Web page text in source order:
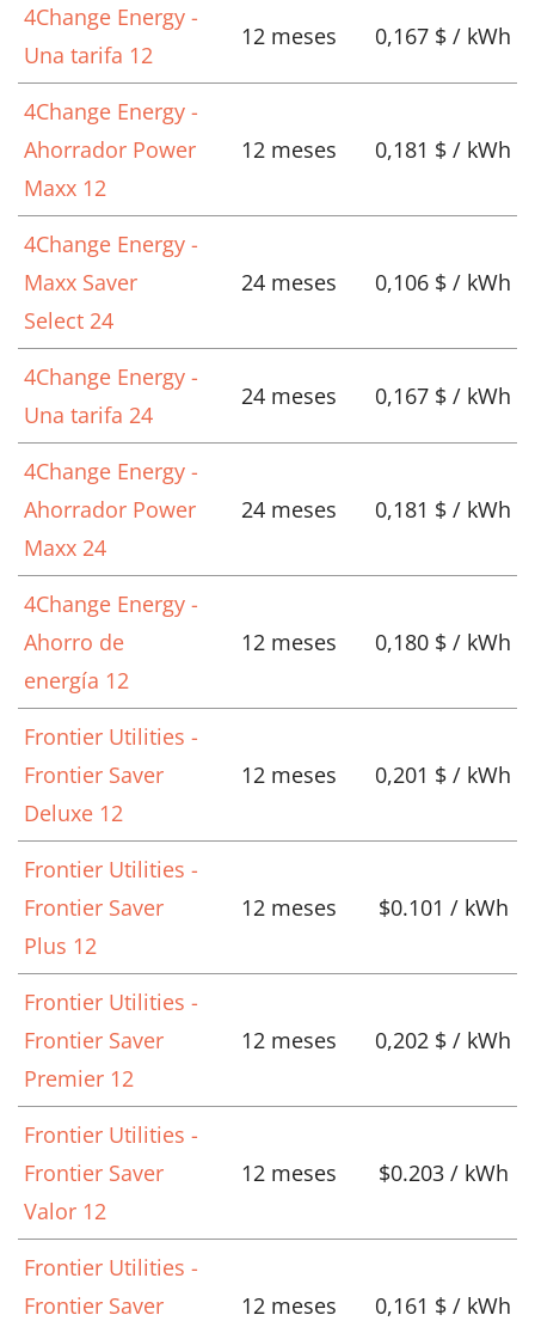
4Change Energy -
Una tarifa 12
12 meses 0,167 $ / kWh
4Change Energy -
Ahorrador Power
Maxx 12
12 meses 0,181 $ / kWh
4Change Energy -
Maxx Saver
Select 24
24 meses 0,106 $ / kWh
4Change Energy -
Una tarifa 24
24 meses 0,167 $ / kWh
4Change Energy -
Ahorrador Power
Maxx 24
24 meses 0,181 $ / kWh
4Change Energy -
Ahorro de
energía 12
12 meses 0,180 $ / kWh
Frontier Utilities -
Frontier Saver
Deluxe 12
12 meses 0,201 $ / kWh
Frontier Utilities -
Frontier Saver
Plus 12
12 meses $0.101 / kWh
Frontier Utilities -
Frontier Saver
Premier 12
12 meses 0,202 $ / kWh
Frontier Utilities -
Frontier Saver
Valor 12
12 meses $0.203 / kWh
Frontier Utilities -
Frontier Saver
12 meses 0,161 $ / kWh